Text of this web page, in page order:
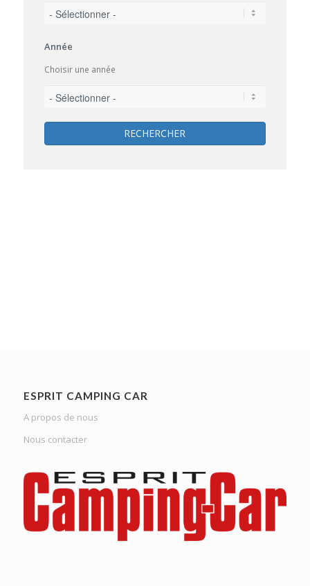
Année
Choisir une année
RECHERCHER
ESPRIT CAMPING CAR
A propos de nous
Nous contacter